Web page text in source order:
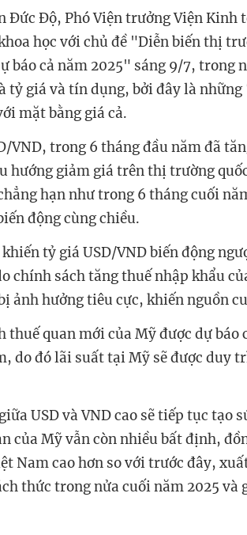
Đức Độ, Phó Viện trưởng Viện
học với chủ đề "Diễn biến thị
báo cả năm 2025" sáng 9/7, trong
tỷ giá và tín dụng, bởi đây là
mặt bằng giá cả.
VND, trong 6 tháng đầu năm đã
hướng giảm giá trên thị trường
hạn như trong 6 tháng cuối
động cùng chiều.
tỷ giá USD/VND biến động
chính sách tăng thuế nhập khẩu
ảnh hưởng tiêu cực, khiến nguồn
thuế quan mới của Mỹ được dự
do đó lãi suất tại Mỹ sẽ được duy
USD và VND cao sẽ tiếp tục tạo
của Mỹ vẫn còn nhiều bất định,
Nam cao hơn so với trước đây,
thức trong nửa cuối năm 2025 và